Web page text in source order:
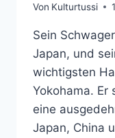
Von Kulturtussi
Sein
Japan, und
wichtigsten
Yokohama. Er
eine
Japan, China